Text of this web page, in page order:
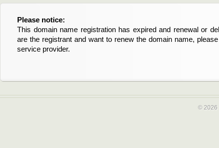
Please notice:
This domain name registration has expired and renewal or
are the registrant and want to renew the domain name,
service provider.
Bitte beachten Sie:
Diese Domainregistrierung ist abgelaufen und die
Domain stehen an. Wenn Sie der Registrant sind und
verlängern möchten, kontaktieren Sie bitte Ihren Service-
© 2026